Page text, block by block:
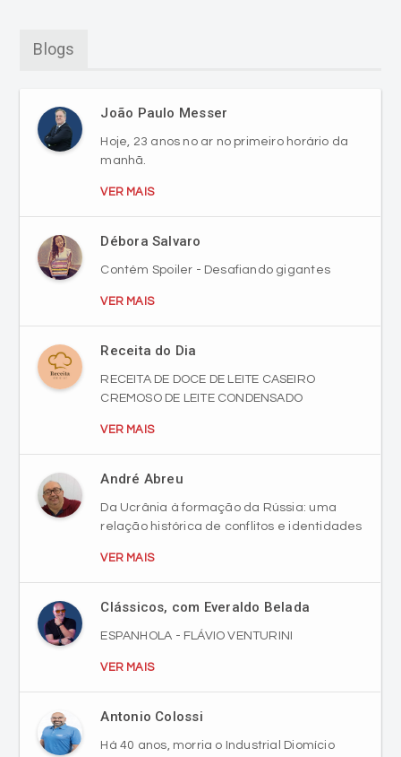
Blogs
João Paulo Messer
Hoje, 23 anos no ar no primeiro horário da
manhã.
VER MAIS
Débora Salvaro
Contém Spoiler - Desafiando gigantes
VER MAIS
Receita do Dia
RECEITA DE DOCE DE LEITE CASEIRO
CREMOSO DE LEITE CONDENSADO
VER MAIS
André Abreu
Da Ucrânia à formação da Rússia: uma
relação histórica de conflitos e identidades
VER MAIS
Clássicos, com Everaldo Belada
ESPANHOLA - FLÁVIO VENTURINI
VER MAIS
Antonio Colossi
Há 40 anos, morria o Industrial Diomício